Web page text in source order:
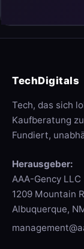
TechDigitals
Tech, das sich
Kaufberatung
Fundiert,
Herausgeber:
AAA-Gency LLC
1209 Mountain
Albuquerque,